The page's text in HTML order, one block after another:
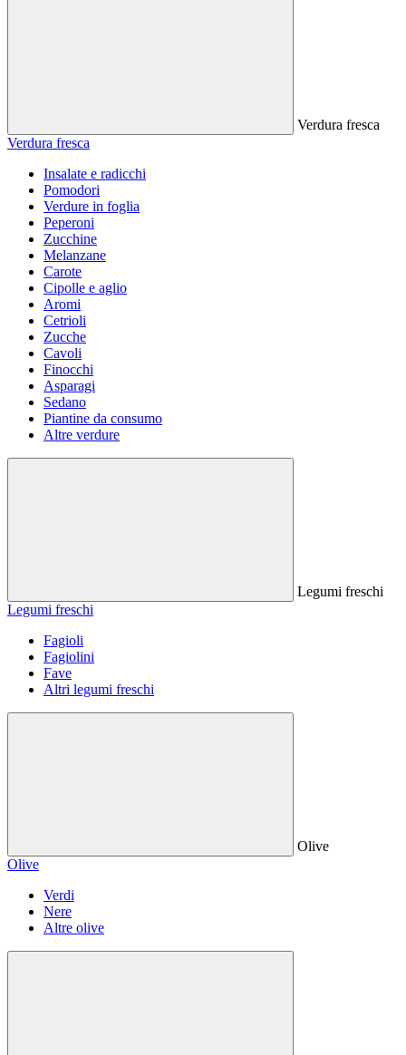
Verdura fresca
Verdura fresca
Insalate e radicchi
Pomodori
Verdure in foglia
Peperoni
Zucchine
Melanzane
Carote
Cipolle e aglio
Aromi
Cetrioli
Zucche
Cavoli
Finocchi
Asparagi
Sedano
Piantine da consumo
Altre verdure
Legumi freschi
Legumi freschi
Fagioli
Fagiolini
Fave
Altri legumi freschi
Olive
Olive
Verdi
Nere
Altre olive